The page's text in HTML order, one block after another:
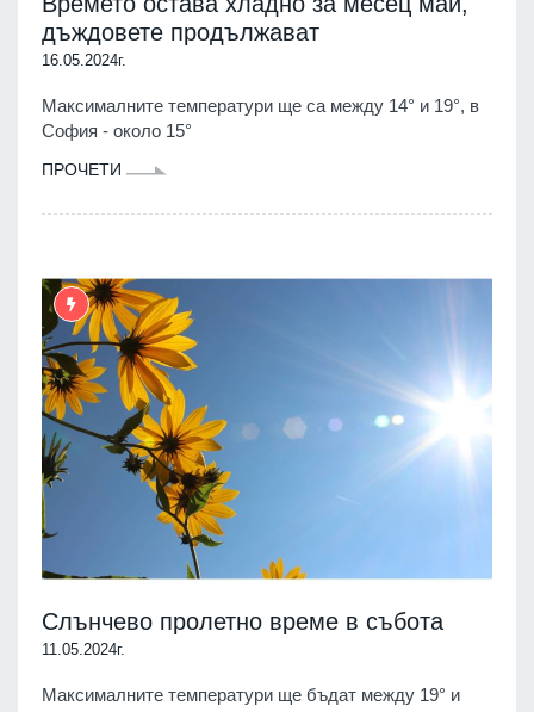
дъждовете продължават
16.05.2024г.
Максималните температури ще са между 14° и 19°, в
София - около 15°
ПРОЧЕТИ
Слънчево пролетно време в събота
11.05.2024г.
Максималните температури ще бъдат между 19° и